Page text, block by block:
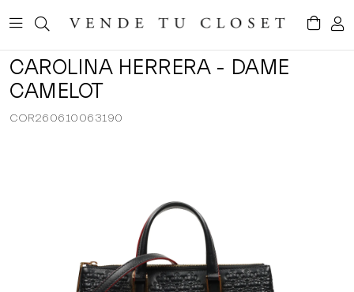
CAROLINA HERRERA - DAME
CAMELOT
COR260610063190